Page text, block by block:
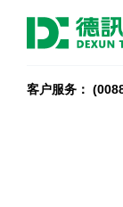
客户服务：